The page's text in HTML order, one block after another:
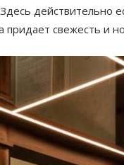
действительно
придает свежесть и